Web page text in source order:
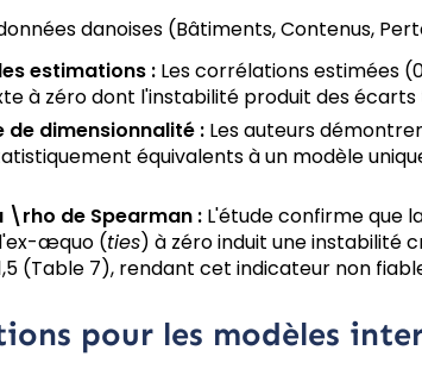
danoises (Bâtiments, Contenus,
estimations : Les corrélations estimées
à zéro dont l'instabilité produit des écarts
de dimensionnalité : Les auteurs
équivalents à un modèle
\rho de Spearman : L'étude confirme que
æquo (ties) à zéro induit une instabilité
(Table 7), rendant cet indicateur non
pour les modèles